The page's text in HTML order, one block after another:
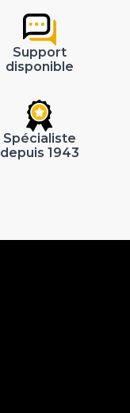
Support
disponible
Spécialiste
depuis 1943